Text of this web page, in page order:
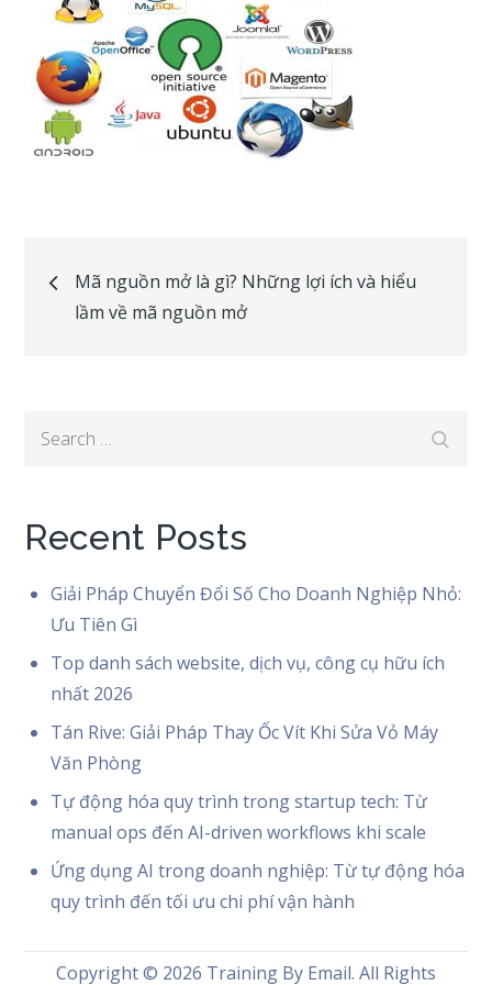
Post
Mã nguồn mở là gì? Những lợi ích và hiểu
lầm về mã nguồn mở
Search
Recent Posts
Giải Pháp Chuyển Đổi Số Cho Doanh Nghiệp Nhỏ:
Ưu Tiên Gì
Top danh sách website, dịch vụ, công cụ hữu ích
nhất 2026
Tán Rive: Giải Pháp Thay Ốc Vít Khi Sửa Vỏ Máy
Văn Phòng
Tự động hóa quy trình trong startup tech: Từ
manual ops đến AI-driven workflows khi scale
Ứng dụng AI trong doanh nghiệp: Từ tự động hóa
quy trình đến tối ưu chi phí vận hành
Copyright © 2026 Training By Email. All Rights